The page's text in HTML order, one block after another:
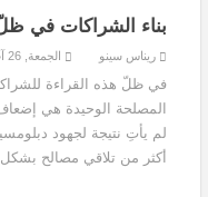
بناء الشراكات في
ريناس سينو الجمعة, 26 آب 2016
في ظلّ هذه القراءة
المصلحة الوحيدة هي
لم يأتِ نتيجة لجهود
أكثر من تلاقي مصالح